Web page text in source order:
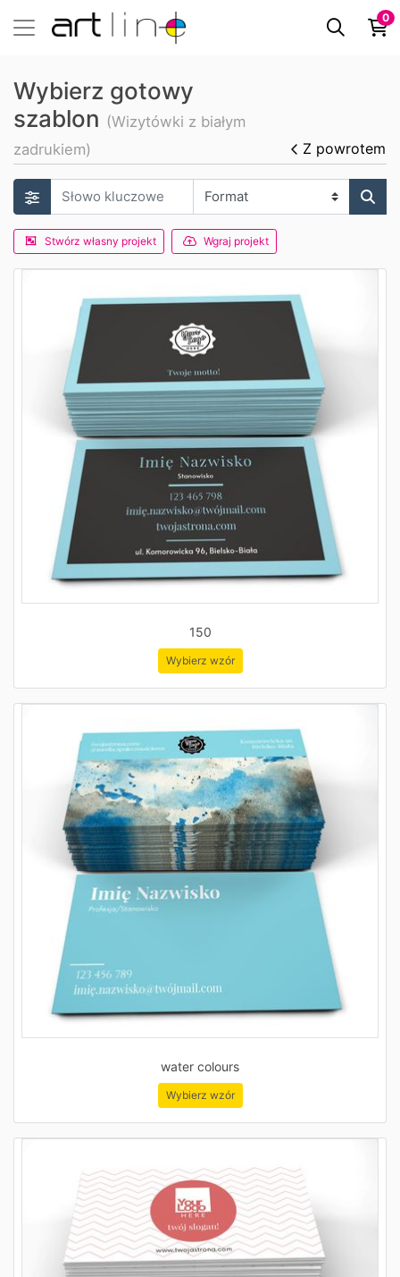
0
Wybierz gotowy
szablon (Wizytówki z białym
zadrukiem)
Z powrotem
Stwórz własny projekt Wgraj projekt
150
Wybierz wzór
water colours
Wybierz wzór